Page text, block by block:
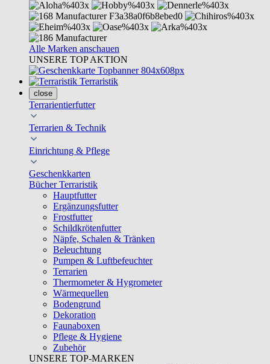
Alle Marken anschauen
UNSERE TOP AKTION
Terraristik
close
Terrarientierfutter
Terrarien & Technik
Einrichtung & Pflege
Geschenkkarten
Bücher Terraristik
Hauptfutter
Ergänzungsfutter
Frostfutter
Schildkrötenfutter
Näpfe, Schalen & Tränken
Beleuchtung
Pumpen & Luftbefeuchter
Terrarien
Thermometer & Hygrometer
Wärmequellen
Bodengrund
Dekoration
Faunaboxen
Pflege & Hygiene
Zubehör
UNSERE TOP-MARKEN